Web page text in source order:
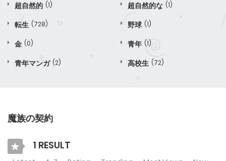
超自然的 (1) 超自然的な (1)
転生 (728) 野球 (1)
金 (0) 青年 (1)
青年マンガ (2) 高校生 (72)
魔族の契約
1 RESULT